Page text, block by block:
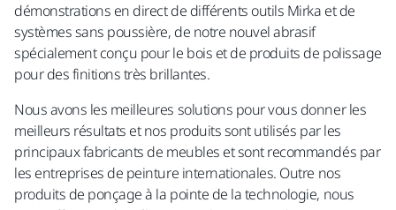
démonstrations en direct de différents outils Mirka et de
systèmes sans poussière, de notre nouvel abrasif
spécialement conçu pour le bois et de produits de polissage
pour des finitions très brillantes.
Nous avons les meilleures solutions pour vous donner les
meilleurs résultats et nos produits sont utilisés par les
principaux fabricants de meubles et sont recommandés par
les entreprises de peinture internationales. Outre nos
produits de ponçage à la pointe de la technologie, nous